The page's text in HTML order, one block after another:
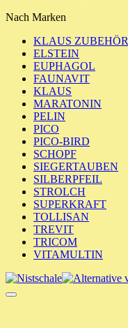
Nach Marken
KLAUS ZUBEHÖR
ELSTEIN
EUPHAGOL
FAUNAVIT
KLAUS
MARATONIN
PELIN
PICO
PICO-BIRD
SCHOPF
SIEGERTAUBEN
SILBERPFEIL
STROLCH
SUPERKRAFT
TOLLISAN
TREVIT
TRICOM
VITAMULTIN